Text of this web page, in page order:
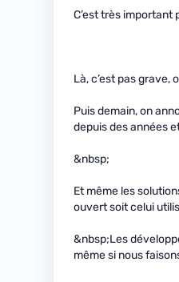
C’est très important
Là, c’est pas grave,
Puis demain, on
depuis des années
&nbsp;
Et même les
ouvert soit celui
&nbsp;Les
même si nous